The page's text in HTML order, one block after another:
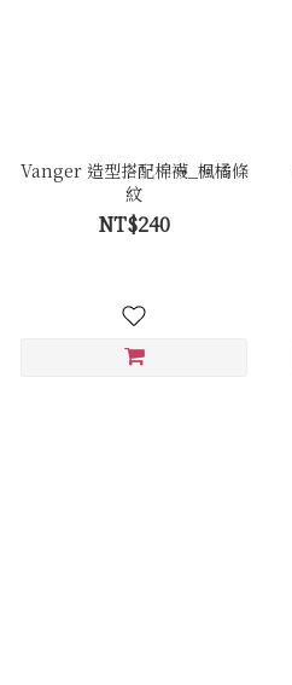
Vanger 造型搭配棉襪_楓橘條
紋
NT$240